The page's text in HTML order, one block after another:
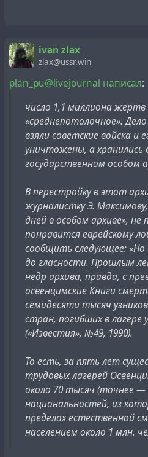
Soviet astronaut circles the
The first man in space
Back alive - but suffering
From DENNIS OGDEN.
is 11 April 1961)
The Soviet Union has
and brought him back to
informed sources here.
ranking Soviet aircraft
suffering after-effects from
Top aviation medical
scientists are in constant
The are keeping him under
As official announcement
Интересно, что в своем
La Presse (Канада) упомянула
Worker опубликовала
Великобритании
Союз Советских
запустил человека в
герой вернулся на Землю в
того, в данной статье,
была помещена
конечно же, не был
британской газеты
космической капсулы
ivan zlax
zlax@ussr.win
plan_pu@livejournal написал:
число 1,1 миллиона жертв
«среднепотолочное».
взяли советские войска и
уничтожены, а хранились
государственном особом
В перестройку в этот
журналистку Э.
дней в особом архиве»,
понравится еврейскому
сообщить следующее: «Но
до гласности. Прошлым
недр архива, правда, с
освенцимские Книги
семидесяти тысяч
стран, погибших в
(«Известия», №49, 1990).
То есть, за пять лет
трудовых лагерей
около 70 тысяч (точнее —
национальностей, из
пределах естественной
населением около 1 млн.